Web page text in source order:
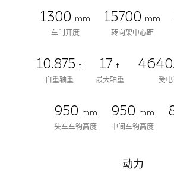
1300 mm
车门开度
15700 mm
转向架中心距
10.875 t
自重轴重
17 t
最大轴重
受
950 mm
头车车钩高度
950 mm
中间车钩高度
动力